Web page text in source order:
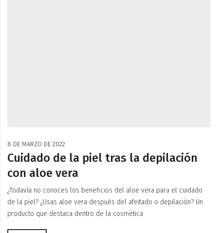
8 DE MARZO DE 2022
Cuidado de la piel tras la depilación
con aloe vera
¿Todavía no conoces los beneficios del aloe vera para el cuidado
de la piel? ¿Usas aloe vera después del afeitado o depilación? Un
producto que destaca dentro de la cosmética